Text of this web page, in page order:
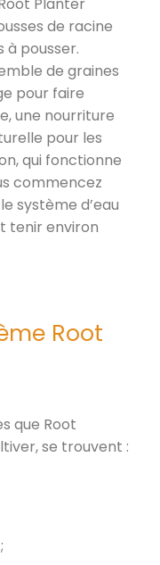
de racine
à pousser.
de graines
pour faire
une nourriture
pour les
qui fonctionne
commencez
système d’eau
tenir environ
Root
que Root
se trouvent :